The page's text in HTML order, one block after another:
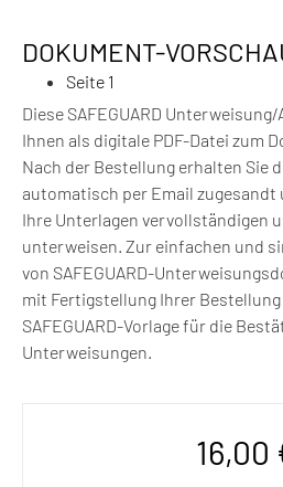
DOKUMENT-
Seite 1
Diese SAFEGUARD
Ihnen als digitale PDF-Datei zum
Nach der Bestellung erhalten Sie
automatisch per Email
Ihre Unterlagen vervollständigen
unterweisen. Zur einfachen und
von SAFEGUARD-
mit Fertigstellung Ihrer
SAFEGUARD-Vorlage für die
Unterweisungen.
16,00